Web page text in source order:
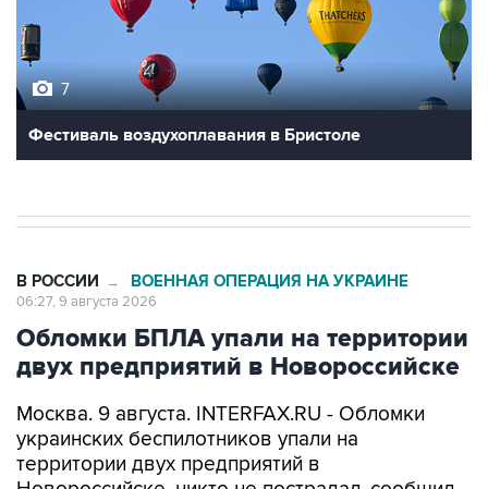
7
Фестиваль воздухоплавания в Бристоле
В РОССИИ → ВОЕННАЯ ОПЕРАЦИЯ НА УКРАИНЕ
06:27, 9 августа 2026
Обломки БПЛА упали на территории
двух предприятий в Новороссийске
Москва. 9 августа. INTERFAX.RU - Обломки
украинских беспилотников упали на
территории двух предприятий в